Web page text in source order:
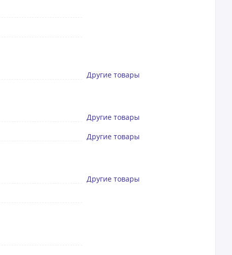
Другие товары
Другие товары
Другие товары
Другие товары